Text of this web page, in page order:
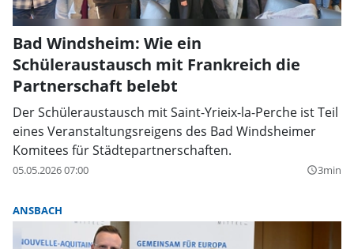
Bad Windsheim: Wie ein
Schüleraustausch mit Frankreich die
Partnerschaft belebt
Der Schüleraustausch mit Saint-Yrieix-la-Perche ist Teil
eines Veranstaltungsreigens des Bad Windsheimer
Komitees für Städtepartnerschaften.
05.05.2026 07:00 query_builder3min
ANSBACH